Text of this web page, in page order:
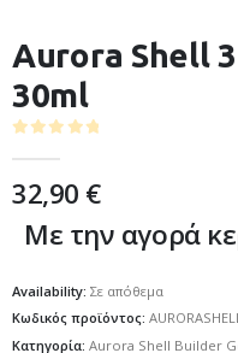
Aurora Shell
30ml
32,90 €
Με την αγορά
Availability: Σε απόθεμα
Κωδικός προϊόντος:
Κατηγορία: Aurora Shell Builder